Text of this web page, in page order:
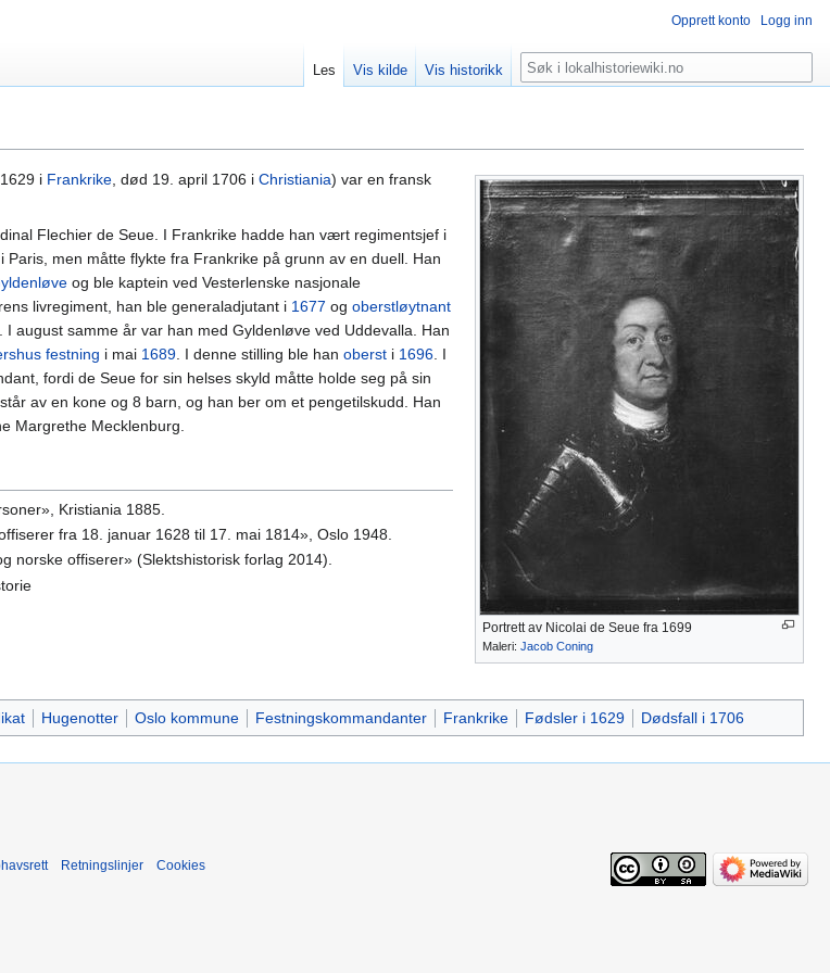
Portrett av Nicolai de Seue fra 1699
Maleri: Jacob Coning
i Frankrike, død 19. april 1706 i Christiania) var en fransk
Flechier de Seue. I Frankrike hadde han vært regimentsjef i
men måtte flykte fra Frankrike på grunn av en duell. Han
og ble kaptein ved Vesterlenske nasjonale
livregiment, han ble generaladjutant i 1677 og oberstløytnant
. I august samme år var han med Gyldenløve ved Uddevalla. Han
festning i mai 1689. I denne stilling ble han oberst i 1696. I
fordi de Seue for sin helses skyld måtte holde seg på sin
av en kone og 8 barn, og han ber om et pengetilskudd. Han
Margrethe Mecklenburg.
Kristiania 1885.
fra 18. januar 1628 til 17. mai 1814», Oslo 1948.
norske offiserer» (Slektshistorisk forlag 2014).
Hugenotter Oslo kommune Festningskommandanter Frankrike Fødsler i 1629 Dødsfall i 1706
Opprett konto Logg inn
Les Vis kilde Vis historikk Søk
Retningslinjer Cookies